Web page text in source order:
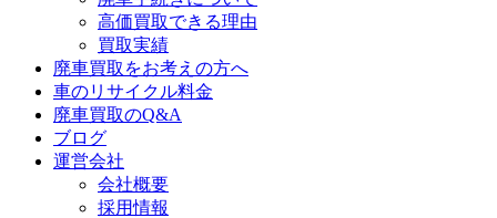
高価買取できる理由
買取実績
廃車買取をお考えの方へ
車のリサイクル料金
廃車買取のQ&A
ブログ
運営会社
会社概要
採用情報